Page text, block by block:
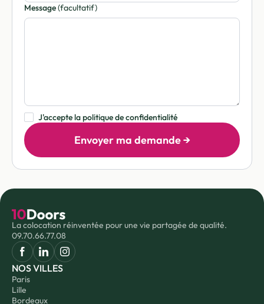
Message(facultatif)
J'accepte la politique de confidentialité
La colocation réinventée pour une vie partagée de qualité.
09.70.66.77.08
NOS VILLES
Paris
Lille
Bordeaux